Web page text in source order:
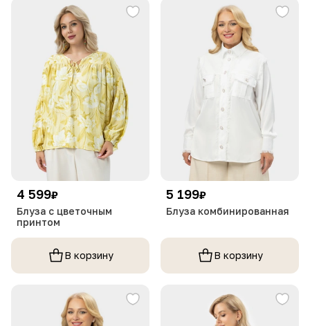
4 599₽
Блуза с цветочным
принтом
В корзину
5 199₽
Блуза комбинированная
В корзину